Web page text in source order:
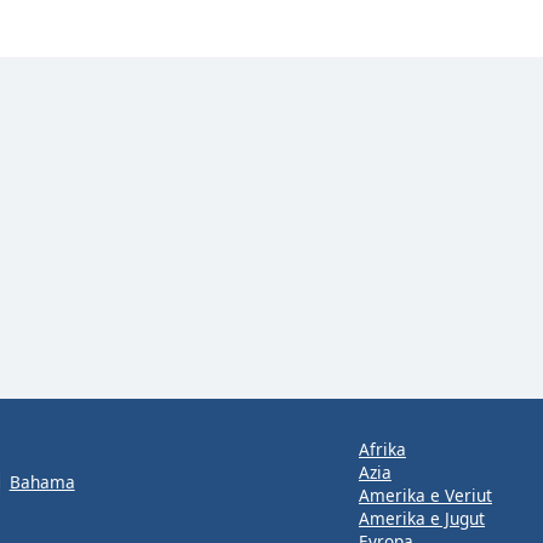
Bahama
Afrika
Azia
Amerika e Veriut
Amerika e Jugut